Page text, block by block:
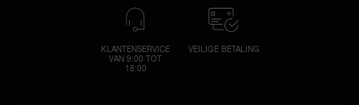
KLANTENSERVICE
VAN 9:00 TOT
18:00
VEILIGE BETALING